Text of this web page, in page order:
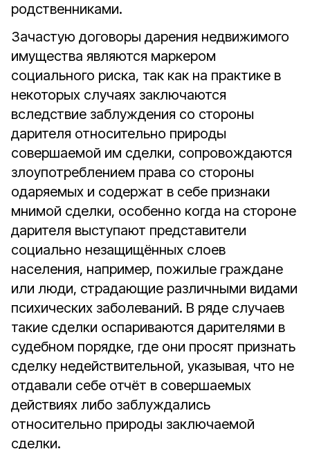
родственниками.
Зачастую договоры дарения недвижимого
имущества являются маркером
социального риска, так как на практике в
некоторых случаях заключаются
вследствие заблуждения со стороны
дарителя относительно природы
совершаемой им сделки, сопровождаются
злоупотреблением права со стороны
одаряемых и содержат в себе признаки
мнимой сделки, особенно когда на стороне
дарителя выступают представители
социально незащищённых слоев
населения, например, пожилые граждане
или люди, страдающие различными видами
психических заболеваний. В ряде случаев
такие сделки оспариваются дарителями в
судебном порядке, где они просят признать
сделку недействительной, указывая, что не
отдавали себе отчёт в совершаемых
действиях либо заблуждались
относительно природы заключаемой
сделки.